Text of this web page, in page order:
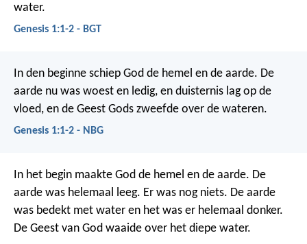
water.
Genesis 1:1-2 - BGT
In den beginne schiep God de hemel en de aarde. De
aarde nu was woest en ledig, en duisternis lag op de
vloed, en de Geest Gods zweefde over de wateren.
Genesis 1:1-2 - NBG
In het begin maakte God de hemel en de aarde. De
aarde was helemaal leeg. Er was nog niets. De aarde
was bedekt met water en het was er helemaal donker.
De Geest van God waaide over het diepe water.